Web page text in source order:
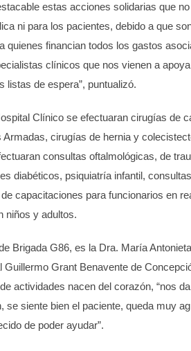
estas acciones solidarias que
ni para los pacientes, debido a que
quienes financian todos los gastos
clínicos que nos vienen a
listas de espera”, puntualizó.
Clínico se efectuaran cirugías de
Armadas, cirugías de hernia y
consultas oftalmológicas, de
diabéticos, psiquiatría infantil,
capacitaciones para funcionarios en
niños y adultos.
Brigada G86, es la Dra. María
Guillermo Grant Benavente de
actividades nacen del corazón, “nos
se siente bien el paciente, queda muy
de poder ayudar”.